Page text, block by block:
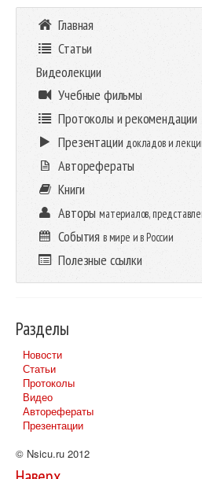
Главная
Статьи
Видеолекции
Учебные фильмы
Протоколы и рекомендации
Презентации докладов и
Авторефераты
Книги
Авторыматериалов,
События в мире и в России
Полезные ссылки
Разделы
Новости
Статьи
Протоколы
Видео
Авторефераты
Презентации
© Nsicu.ru 2012